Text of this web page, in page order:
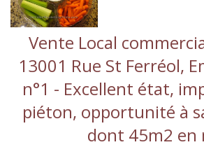
Vente Local
13001 Rue St Ferréol,
n°1 - Excellent état,
piéton, opportunité à
dont 45m2 en